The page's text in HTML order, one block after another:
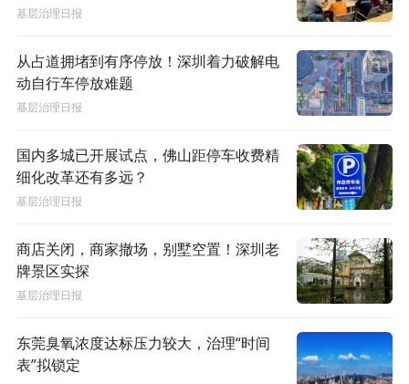
基层治理日报
从占道拥堵到有序停放！深圳着力破解电
动自行车停放难题
基层治理日报
国内多城已开展试点，佛山距停车收费精
细化改革还有多远？
基层治理日报
商店关闭，商家撤场，别墅空置！深圳老
牌景区实探
基层治理日报
东莞臭氧浓度达标压力较大，治理“时间
表”拟锁定